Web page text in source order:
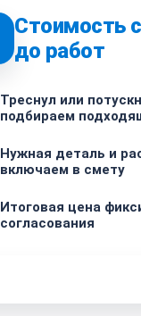
Стоимость
до работ
Треснул или
подбираем
Нужная деталь и
включаем в смету
Итоговая цена
согласования